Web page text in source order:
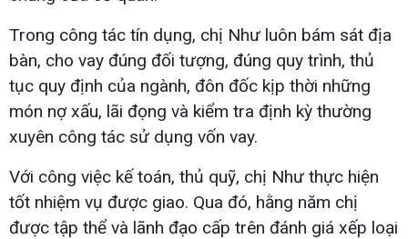
Trong công tác tín dụng, chị Như luôn bám sát địa
bàn, cho vay đúng đối tượng, đúng quy trình, thủ
tục quy định của ngành, đôn đốc kịp thời những
món nợ xấu, lãi đọng và kiểm tra định kỳ thường
xuyên công tác sử dụng vốn vay.
Với công việc kế toán, thủ quỹ, chị Như thực hiện
tốt nhiệm vụ được giao. Qua đó, hằng năm chị
được tập thể và lãnh đạo cấp trên đánh giá xếp loại